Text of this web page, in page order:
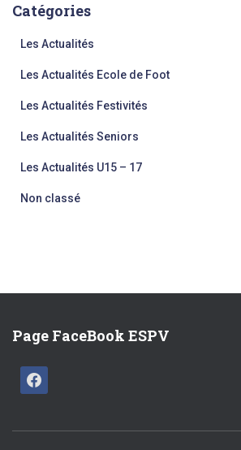
Catégories
Les Actualités
Les Actualités Ecole de Foot
Les Actualités Festivités
Les Actualités Seniors
Les Actualités U15 – 17
Non classé
Page FaceBook ESPV